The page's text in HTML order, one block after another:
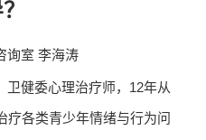
询室 李海涛
卫健委心理治疗师，12年从
疗各类青少年情绪与行为问